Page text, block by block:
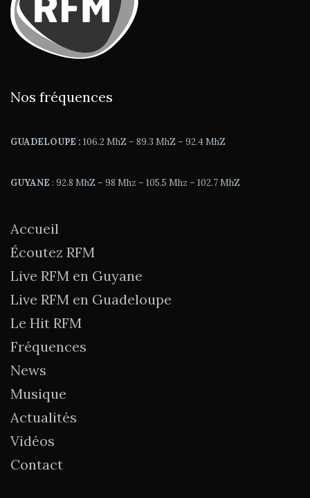
Nos fréquences
GUADELOUPE : 106.2 MhZ – 89.3 MhZ – 92.4 MhZ
GUYANE : 92.8 MhZ – 98 Mhz – 105.5 Mhz – 102.7 MhZ
Accueil
Écoutez RFM
Live RFM en Guyane
Live RFM en Guadeloupe
Le Hit RFM
Fréquences
News
Musique
Actualités
Vidéos
Contact